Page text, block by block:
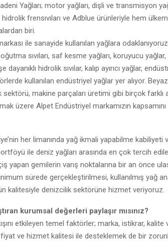
Yağları; motor yağları, dişli ve transmisyon
frensıvıları ve Adblue ürünleriyle hem
biri.
ile sanayide kullanılan yağlara
sıvıları, saf kesme yağları, koruyucu yağlar,
dayanıklı hidrolik sıvılar, kalıp ayırıcı yağlar,
kullanılan endüstriyel yağlar yer alıyor.
makine parçaları üretimi gibi birçok farklı
üzere Alpet Endüstriyel markamızın
her limanında yağ ikmali yapabilme kabiliyeti
ile deniz yağları arasında en çok tercih
yapan gemilerin varış noktalarına bir an önce
sürede gerçekleştirilmesi, kullanılmış yağ
kalitesiyle denizcilik sektörüne hizmet veriyoruz.
kurumsal değerleri paylaşır mısınız?
etkileyen temel faktörler; marka, istikrar, kalite
ve hizmet kalitesi ile desteklemek de bir